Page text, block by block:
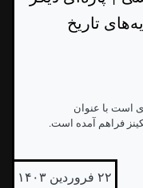
تاریخ
است با عنوان
فراهم آمده است.
۲۲ فروردین ۱۴۰۳